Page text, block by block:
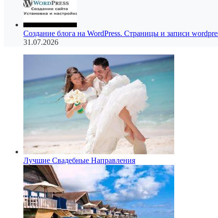
Создание блога на WordPress. Страницы и записи
31.07.2026
Лучшие Свадебные Направления